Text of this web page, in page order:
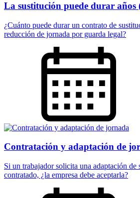
La sustitución puede durar
¿Cuánto puede durar un contrato de
reducción de jornada por guarda legal?
Contratación y adaptación de
Si un trabajador solicita una adaptación de
contratado, ¿la empresa debe aceptarla?